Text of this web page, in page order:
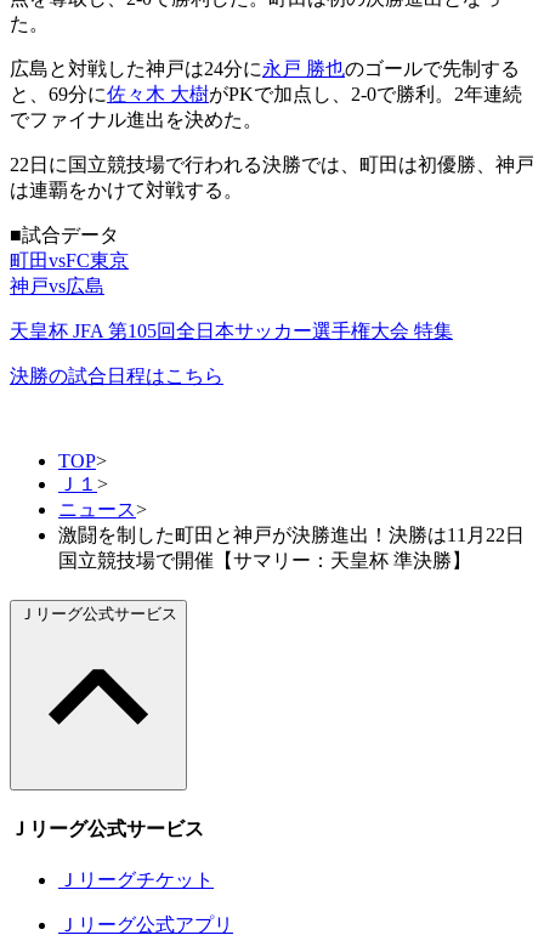
た。
広島と対戦した神戸は24分に永戸 勝也のゴールで先制する
と、69分に佐々木 大樹がPKで加点し、2-0で勝利。2年連続
でファイナル進出を決めた。
22日に国立競技場で行われる決勝では、町田は初優勝、神戸
は連覇をかけて対戦する。
■試合データ
町田vsFC東京
神戸vs広島
天皇杯 JFA 第105回全日本サッカー選手権大会 特集
決勝の試合日程はこちら
TOP>
Ｊ１ >
ニュース>
激闘を制した町田と神戸が決勝進出！決勝は11月22日
国立競技場で開催【サマリー：天皇杯 準決勝】
Ｊリーグ公式サービス
Ｊリーグ公式サービス
Ｊリーグチケット
Ｊリーグ公式アプリ